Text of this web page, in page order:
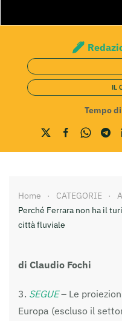
IL
Tempo
Home CATEGORIE
Perché Ferrara non ha il
città fluviale
di Claudio Fochi
3. SEGUE– Le
Europa (escluso il